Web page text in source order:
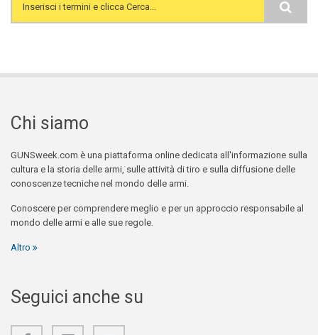
Search form
Chi siamo
GUNSweek.com è una piattaforma online dedicata all'informazione sulla
cultura e la storia delle armi, sulle attività di tiro e sulla diffusione delle
conoscenze tecniche nel mondo delle armi.
Conoscere per comprendere meglio e per un approccio responsabile al
mondo delle armi e alle sue regole.
Altro
Seguici anche su